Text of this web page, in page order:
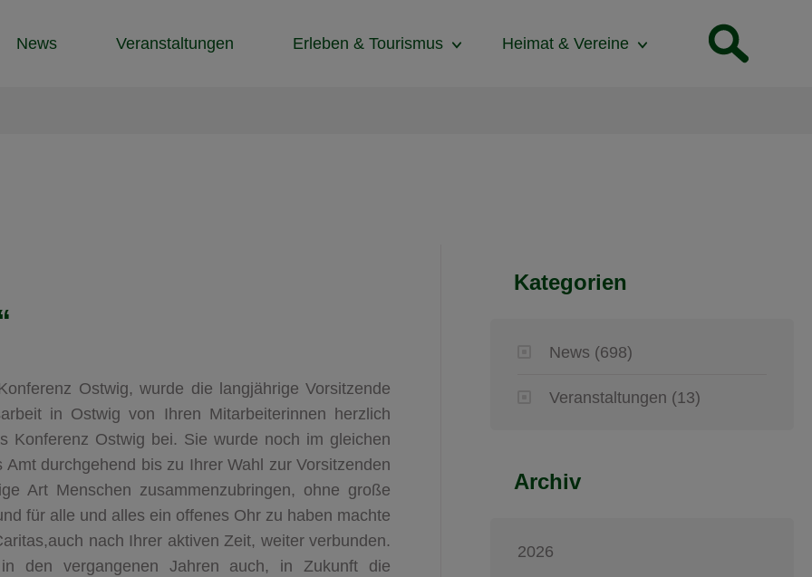
News
Veranstaltungen Erleben & Tourismus Heimat & Vereine
Ostwig, wurde die langjährige Vorsitzende
in Ostwig von Ihren Mitarbeiterinnen herzlich
Konferenz Ostwig bei. Sie wurde noch im gleichen
durchgehend bis zu Ihrer Wahl zur Vorsitzenden
Art Menschen zusammenzubringen, ohne große
für alle und alles ein offenes Ohr zu haben machte
nach Ihrer aktiven Zeit, weiter verbunden.
den vergangenen Jahren auch, in Zukunft die
Kategorien
News (698)
Veranstaltungen (13)
Archiv
2026